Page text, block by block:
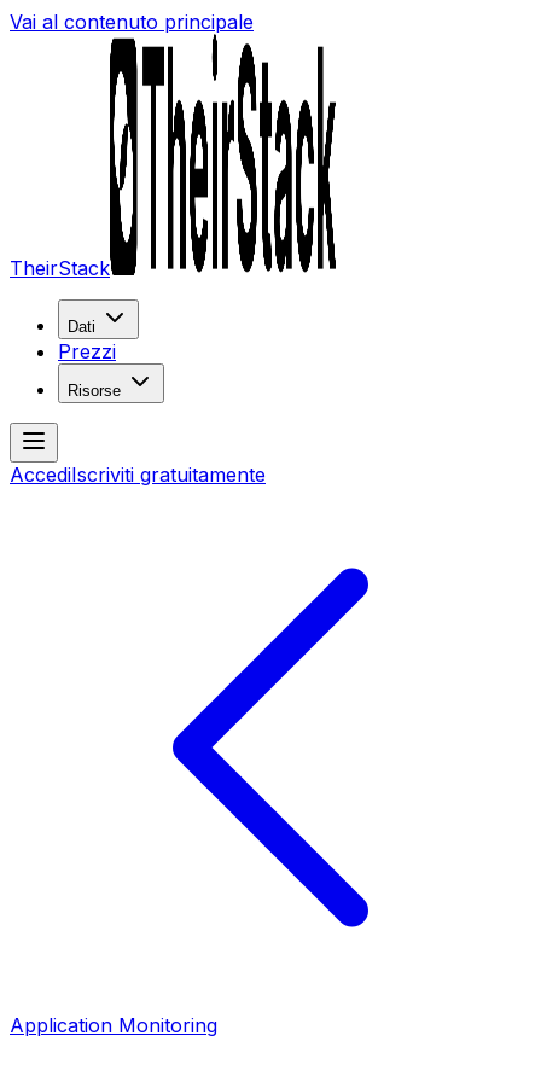
Vai al contenuto principale
TheirStack
Dati
Prezzi
Risorse
AccediIscriviti gratuitamente
Application Monitoring